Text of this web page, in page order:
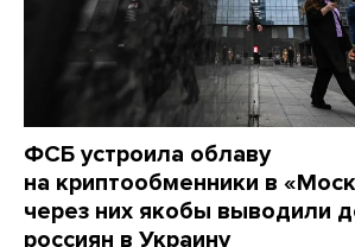
ФСБ устроила облаву
на криптообменники в
через них якобы выводили
россиян в Украину